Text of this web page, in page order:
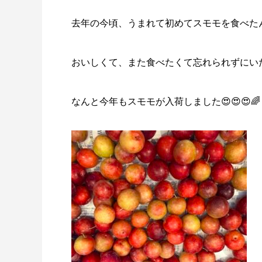
去年の今頃、うまれて初めてスモモを食べた
おいしくて、また食べたくて忘れられずにい
なんと今年もスモモが入荷しました😍😍😍🌈